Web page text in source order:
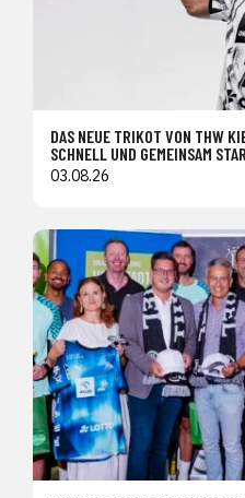
DAS NEUE TRIKOT VON THW
SCHNELL UND GEMEINSAM
03.08.26